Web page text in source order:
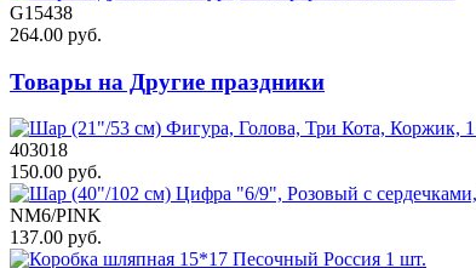
G15438
264.00 руб.
Товары на Другие праздники
403018
150.00 руб.
NM6/PINK
137.00 руб.